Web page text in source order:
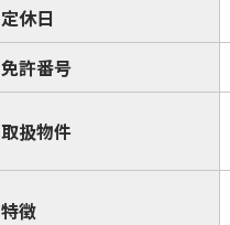
定休日
免許番号
取扱物件
特徴